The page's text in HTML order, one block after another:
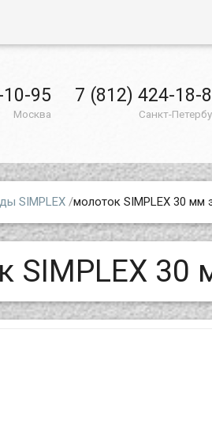
95
Москва
7 (812) 424-18-
Санкт-
SIMPLEX /молоток SIMPLEX 30 мм
SIMPLEX 30